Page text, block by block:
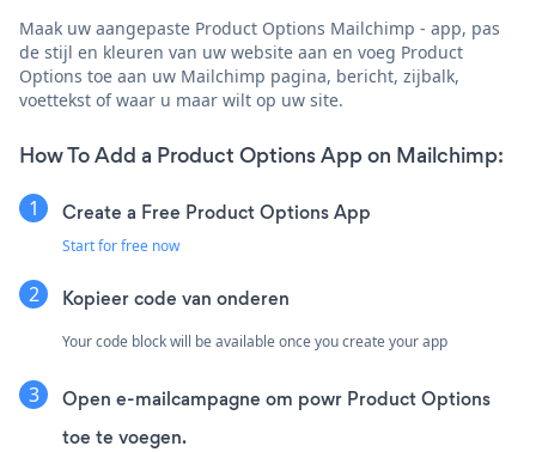
Maak uw aangepaste Product Options Mailchimp - app, pas
de stijl en kleuren van uw website aan en voeg Product
Options toe aan uw Mailchimp pagina, bericht, zijbalk,
voettekst of waar u maar wilt op uw site.
How To Add a Product Options App on Mailchimp:
Create a Free Product Options App
Start for free now
Kopieer code van onderen
Your code block will be available once you create your app
Open e-mailcampagne om powr Product Options
toe te voegen.